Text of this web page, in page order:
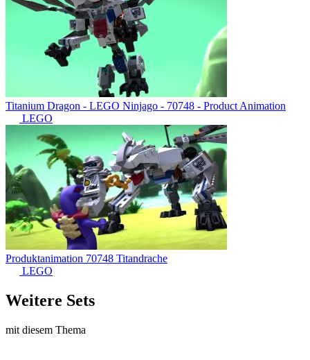
Titanium Dragon - LEGO Ninjago - 70748 - Product Animation
LEGO
Produktanimation 70748 Titandrache
LEGO
Weitere Sets
mit diesem Thema